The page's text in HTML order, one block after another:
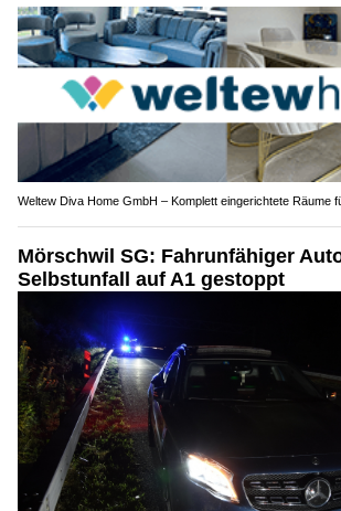
Weltew Diva Home GmbH – Komplett eingerichtete Räume
Mörschwil SG: Fahrunfähiger
Selbstunfall auf A1 gestoppt